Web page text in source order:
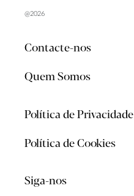
@2026
Contacte-nos
Quem Somos
Política de Privacidade
Política de Cookies
Siga-nos